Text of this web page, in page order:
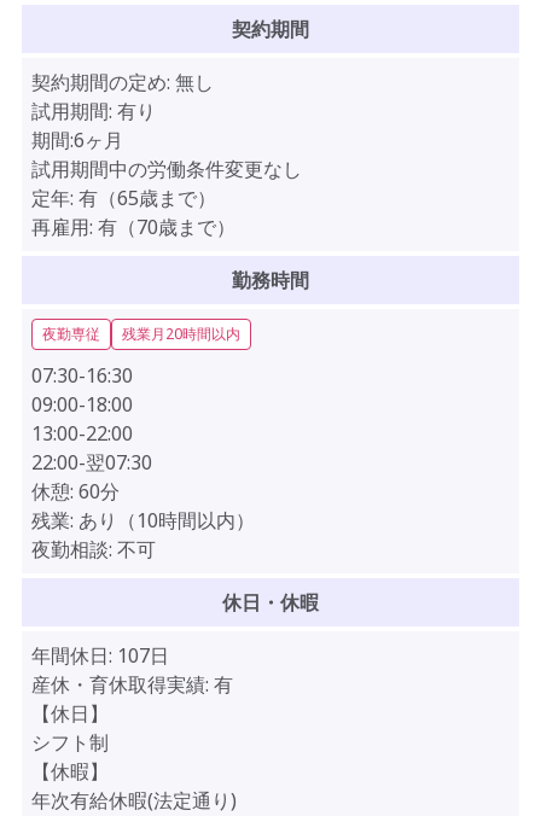
契約期間
契約期間の定め: 無し
試用期間: 有り
期間:6ヶ月
試用期間中の労働条件変更なし
定年: 有（65歳まで）
再雇用: 有（70歳まで）
勤務時間
夜勤専従 残業月20時間以内
07:30-16:30
09:00-18:00
13:00-22:00
22:00-翌07:30
休憩: 60分
残業: あり（10時間以内）
夜勤相談: 不可
休日・休暇
年間休日: 107日
産休・育休取得実績: 有
【休日】
シフト制
【休暇】
年次有給休暇(法定通り)